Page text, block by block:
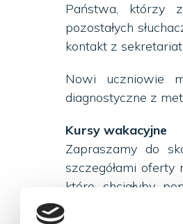
Państwa, którzy
pozostałych
kontakt z
Nowi uczniowie
diagnostyczne z
Kursy wakacyjne
Zapraszamy do
szczegółami oferty
które chciałyby